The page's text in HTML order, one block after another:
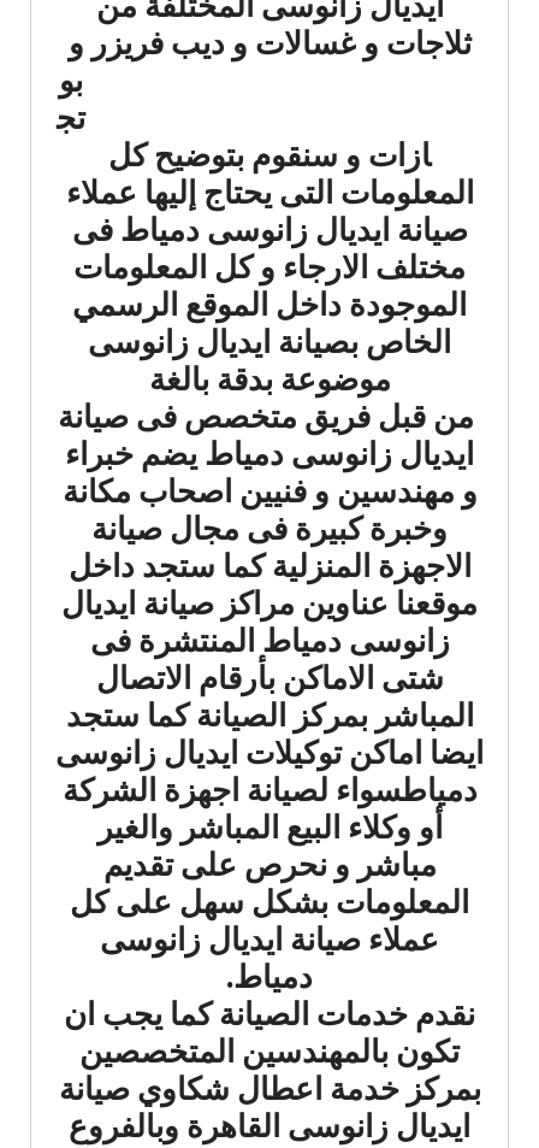
ثلاجات و غسالات و ديب فريزر و
بو
تج
ازات و سنقوم بتوضيح كل
المعلومات التى يحتاج إليها عملاء
صيانة ايديال زانوسى دمياط فى
مختلف الارجاء و كل المعلومات
الموجودة داخل الموقع الرسمي
الخاص بصيانة ايديال زانوسى
موضوعة بدقة بالغة
من قبل فريق متخصص فى صيانة
ايديال زانوسى دمياط يضم خبراء
و مهندسين و فنيين اصحاب مكانة
وخبرة كبيرة فى مجال صيانة
الاجهزة المنزلية كما ستجد داخل
موقعنا عناوين مراكز صيانة ايديال
زانوسى دمياط المنتشرة فى
شتى الاماكن بأرقام الاتصال
المباشر بمركز الصيانة كما ستجد
ايضا اماكن توكيلات ايديال زانوسى
دمياطسواء لصيانة اجهزة الشركة
أو وكلاء البيع المباشر والغير
مباشر و نحرص على تقديم
المعلومات بشكل سهل على كل
عملاء صيانة ايديال زانوسى
دمياط.
نقدم خدمات الصيانة كما يجب ان
تكون بالمهندسين المتخصصين
بمركز خدمة اعطال شكاوي صيانة
ايديال زانوسى القاهرة وبالفروع